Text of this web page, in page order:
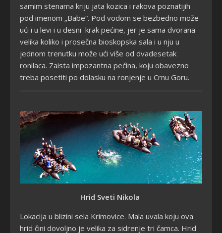
samim stenama kriju jata kozica i rakova poznatijih
pod imenom „Babe“. Pod vodom se bezbedno može
ući i u levi i u desni krak pećine, jer je sama dvorana
velika koliko i prosečna bioskopska sala i u nju u
jednom trenutku može ući više od dvadesetak
ronilaca. Zaista impozantna pećina, koju obavezno
treba posetiti po dolasku na ronjenje u Crnu Goru.
Hrid Sveti Nikola
Lokacija u blizini sela Krimovice. Mala uvala koju ova
hrid čini dovoljno je velika za sidrenje tri čamca. Hrid